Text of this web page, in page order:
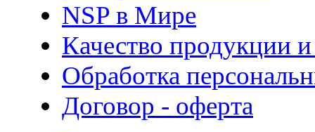
NSP в Мире
Качество продукции
Обработка
Договор - оферта